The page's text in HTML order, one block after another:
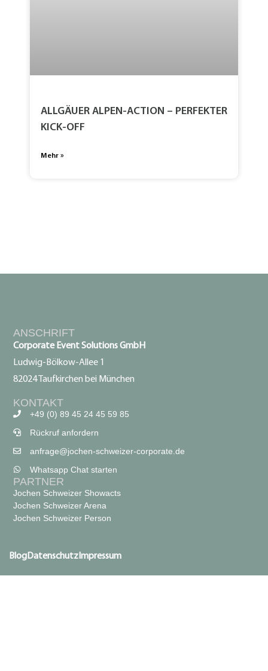
ALLGÄUER ALPEN-ACTION – PERFEKTER
KICK-OFF
Mehr »
ANSCHRIFT
Corporate Event Solutions GmbH
Ludwig-Bölkow-Allee 1
82024 Taufkirchen bei München
KONTAKT
+49 (0) 89 45 24 45 59 85
Rückruf anfordern
anfrage@jochen-schweizer-corporate.de
Whatsapp Chat starten
PARTNER
Jochen Schweizer Showacts
Jochen Schweizer Arena
Jochen Schweizer Person
BlogDatenschutz Impressum